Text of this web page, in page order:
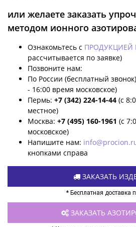
или желаете заказать
методом ионного
Ознакомьтесь с ПРОДУКЦИЕЙ
рассчитывается по заявке)
Позвоните нам:
По России (бесплатный
- 16:00 время московское)
Пермь: +7 (342) 224-14-44 (с
местное)
Москва: +7 (495) 160-1961 (с
московское)
Напишите нам:
кнопками справа
ЗАКАЗАТЬ
* Бесплатная доставка
ЗАКАЗАТЬ